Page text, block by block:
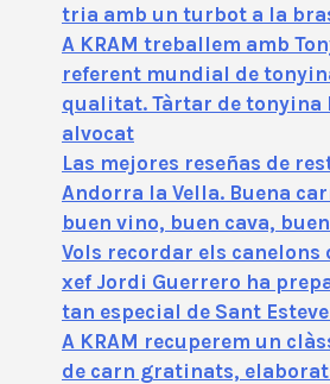
tria amb un turbot a la
A KRAM treballem amb
referent mundial de
qualitat. Tàrtar de tonyina
alvocat
Las mejores reseñas de
Andorra la Vella. Buena
buen vino, buen cava,
Vols recordar els canelons
xef Jordi Guerrero ha
tan especial de Sant Esteve
A KRAM recuperem un
de carn gratinats,